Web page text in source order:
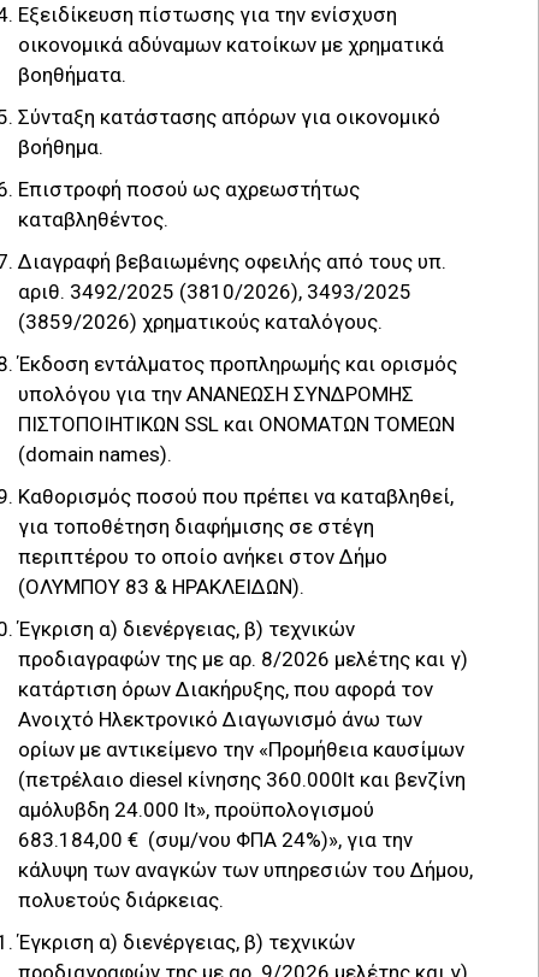
Εξειδίκευση πίστωσης για την ενίσχυση
οικονομικά αδύναμων κατοίκων με χρηματικά
βοηθήματα.
Σύνταξη κατάστασης απόρων για οικονομικό
βοήθημα.
Επιστροφή ποσού ως αχρεωστήτως
καταβληθέντος.
Διαγραφή βεβαιωμένης οφειλής από τους υπ.
αριθ. 3492/2025 (3810/2026), 3493/2025
(3859/2026) χρηματικούς καταλόγους.
Έκδοση εντάλματος προπληρωμής και ορισμός
υπολόγου για την ΑΝΑΝΕΩΣΗ ΣΥΝΔΡΟΜΗΣ
ΠΙΣΤΟΠΟΙΗΤΙΚΩΝ SSL και ΟΝΟΜΑΤΩΝ ΤΟΜΕΩΝ
(domain names).
Καθορισμός ποσού που πρέπει να καταβληθεί,
για τοποθέτηση διαφήμισης σε στέγη
περιπτέρου το οποίο ανήκει στον Δήμο
(ΟΛΥΜΠΟΥ 83 & ΗΡΑΚΛΕΙΔΩΝ).
Έγκριση α) διενέργειας, β) τεχνικών
προδιαγραφών της με αρ. 8/2026 μελέτης και γ)
κατάρτιση όρων Διακήρυξης, που αφορά τον
Ανοιχτό Ηλεκτρονικό Διαγωνισμό άνω των
ορίων με αντικείμενο την «Προμήθεια καυσίμων
(πετρέλαιο diesel κίνησης 360.000lt και βενζίνη
αμόλυβδη 24.000 lt», προϋπολογισμού
683.184,00 € (συμ/νου ΦΠΑ 24%)», για την
κάλυψη των αναγκών των υπηρεσιών του Δήμου,
πολυετούς διάρκειας.
Έγκριση α) διενέργειας, β) τεχνικών
προδιαγραφών της με αρ. 9/2026 μελέτης και γ)